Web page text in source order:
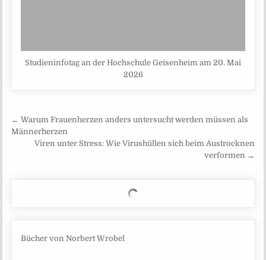
Studieninfotag an der Hochschule Geisenheim am 20. Mai
2026
Beitragsnavigation
← Warum Frauenherzen anders untersucht werden müssen als
Männerherzen
Viren unter Stress: Wie Virushüllen sich beim Austrocknen
verformen →
Bücher von Norbert Wrobel